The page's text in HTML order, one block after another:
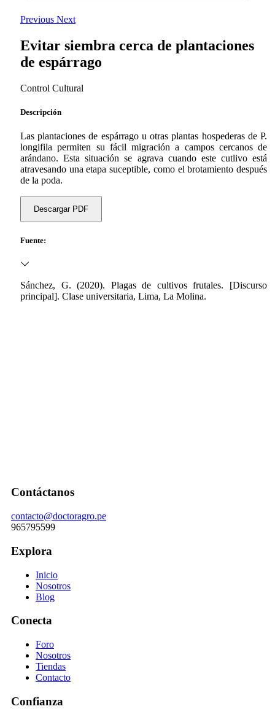
Previous Next
Evitar siembra cerca de plantaciones
de espárrago
Control Cultural
Descripción
Las plantaciones de espárrago u otras plantas hospederas de P.
longifila permiten su fácil migración a campos cercanos de
arándano. Esta situación se agrava cuando este cutlivo está
atravesando una etapa suceptible, como el brotamiento después
de la poda.
Descargar PDF
Fuente:
Sánchez, G. (2020). Plagas de cultivos frutales. [Discurso
principal]. Clase universitaria, Lima, La Molina.
Contáctanos
contacto@doctoragro.pe
965795599
Explora
Inicio
Nosotros
Blog
Conecta
Foro
Nosotros
Tiendas
Contacto
Confianza